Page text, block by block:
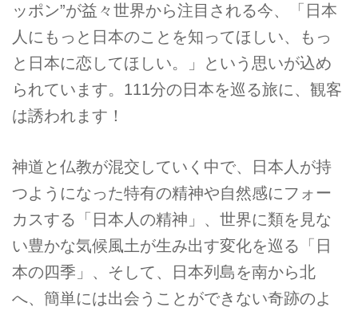
ッポン”が益々世界から注目される今、「日本
人にもっと日本のことを知ってほしい、もっ
と日本に恋してほしい。」という思いが込め
られています。111分の日本を巡る旅に、観客
は誘われます！
神道と仏教が混交していく中で、日本人が持
つようになった特有の精神や自然感にフォー
カスする「日本人の精神」、世界に類を見な
い豊かな気候風土が生み出す変化を巡る「日
本の四季」、そして、日本列島を南から北
へ、簡単には出会うことができない奇跡のよ